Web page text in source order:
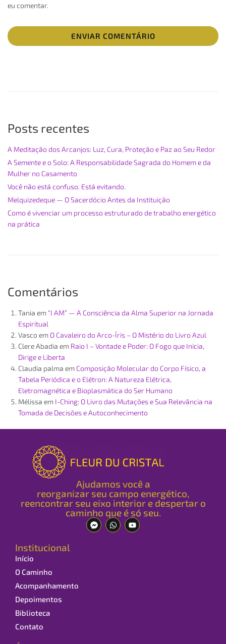
eu comentar.
Posts recentes
A Meditação dos Arcanjos: Luz, Cura, Proteção e Paz ao Seu Redor
A Semente e o Solo: A Responsabilidade Sagrada do Homem e da
Mulher no Casamento
Você não está confuso. Está evitando.
Melquizedeque — O Sacerdócio Antes da Instituição
Como é vivenciar um processo estruturado de trabalho energético
na prática
Comentários
Tania em “I AM” — A Consciência da Alma Superior na Jornada
Espiritual
Vasco em O Cavaleiro do Arco-Íris – O Mistério do Livro Azul
Clere Abadia em Raio I – Vontade e Poder: O Fogo que Inicia,
Dirige e Liberta
Claudia palma em Composição Molecular do Corpo Físico, a
Tabela Periódica e o Elétron: A Natureza Elétrica,
Eletromagnética e Bioplasmática do Ser Humano
Mélissa em I-Ching: O Livro das Mutações e Sua Relevância na
Tomada de Decisões e Autoconhecimento
Ajudamos você a
reorganizar seu campo energético,
reencontrar seu eixo interior e despertar o
caminho que é só seu.
Institucional
Início
O Caminho
Acompanhamento
Depoimentos
Biblioteca
Contato